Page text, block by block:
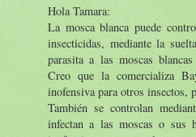
Hola Tamara:
La mosca blanca puede
insecticidas, mediante la
parasita a las moscas
Creo que la comercializa
inofensiva para otros insectos,
También se controlan
infectan a las moscas o sus